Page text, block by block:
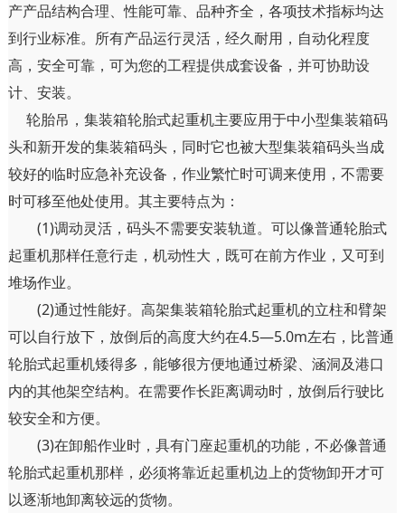
产产品结构合理、性能可靠、品种齐全，各项技术指标均达
到行业标准。所有产品运行灵活，经久耐用，自动化程度
高，安全可靠，可为您的工程提供成套设备，并可协助设
计、安装。
轮胎吊，集装箱轮胎式起重机主要应用于中小型集装箱码
头和新开发的集装箱码头，同时它也被大型集装箱码头当成
较好的临时应急补充设备，作业繁忙时可调来使用，不需要
时可移至他处使用。其主要特点为：
(1)调动灵活，码头不需要安装轨道。可以像普通轮胎式
起重机那样任意行走，机动性大，既可在前方作业，又可到
堆场作业。
(2)通过性能好。高架集装箱轮胎式起重机的立柱和臂架
可以自行放下，放倒后的高度大约在4.5—5.0m左右，比普通
轮胎式起重机矮得多，能够很方便地通过桥梁、涵洞及港口
内的其他架空结构。在需要作长距离调动时，放倒后行驶比
较安全和方便。
(3)在卸船作业时，具有门座起重机的功能，不必像普通
轮胎式起重机那样，必须将靠近起重机边上的货物卸开才可
以逐渐地卸离较远的货物。